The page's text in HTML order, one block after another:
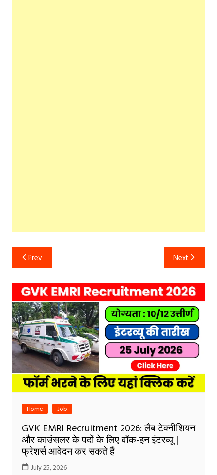
Post
navigation
Prev Next
Home Job
GVK EMRI Recruitment 2026: लैब टेक्नीशियन
और काउंसलर के पदों के लिए वॉक-इन इंटरव्यू |
फ्रेशर्स आवेदन कर सकते हैं
July 25, 2026